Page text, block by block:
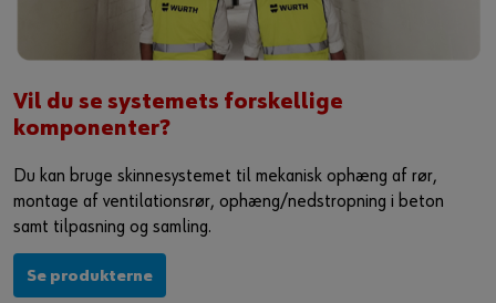
Vil du se systemets forskellige
komponenter?
Du kan bruge skinnesystemet til mekanisk ophæng af rør,
montage af ventilationsrør, ophæng/nedstropning i beton
samt tilpasning og samling.
Se produkterne